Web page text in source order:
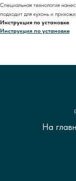
Специальная технология
подходит для кухонь и
Инструкция по установке
Инструкция по установке
На